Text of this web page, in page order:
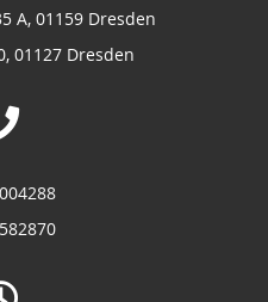
A, 01159 Dresden
01127 Dresden